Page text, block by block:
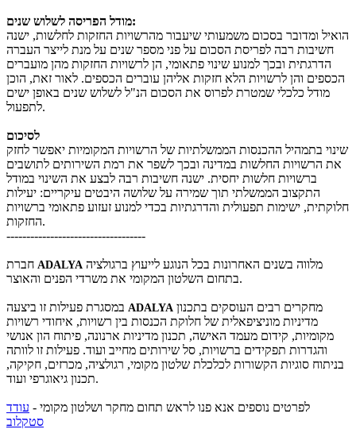
מודל הפריסה לשלוש שנים:
הואיל ומדובר בסכום משמעותי שיעבור מהרשויות החזקות לחלשות, ישנה
חשיבות רבה לפריסת הסכום על פני מספר שנים על מנת לייצר העברה
הדרגתית ובכך למנוע שינוי פתאומי, הן לרשויות החזקות מהן מועברים
הכספים והן לרשויות הלא חזקות אליהן עוברים הכספים. לאור זאת, הוכן
מודל כלכלי שמטרת לפרוס את הסכום הנ"ל לשלוש שנים באופן ישים
לתפעול.
לסיכום
שינוי בתמהיל ההכנסות הממשלתיות של הרשויות המקומיות יאפשר לחזק
את הרשויות החלשות במדינה ובכך לשפר את רמת השירותים לתושבים
ברשויות חלשות יחסית. ישנה חשיבות רבה לבצע את השינוי במודל
התקצוב הממשלתי תוך שמירה על שלושה היבטים עיקריים: יעילות
חלוקתית, ישימות תפעולית והדרגתיות בכדי למנוע זעזוע פתאומי ברשויות
החזקות.
-----------------------------------
ADALYA
בתחום השלטון המקומי את משרדי הפנים והאוצר.
במסגרת פעילות זו ביצעה ADALYA
מדיניות מוניציפאלית של חלוקת הכנסות בין רשויות, איחודי רשויות
מקומיות, קידום מעמד האישה, תכנון מדיניות ארנונה, פיתוח הון אנושי
והגדרות תפקידים ברשויות, סל שירותים מחייב ועוד. פעילות זו לוותה
בניתוח סוגיות הקשורות לכלכלת שלטון מקומי, רגולציה, מכרזים, חקיקה,
תכנון גיאוגרפי ועוד.
לפרטים נוספים אנא פנו לראש תחום מחקר ושלטון מקומי - עודד
סטקלוב